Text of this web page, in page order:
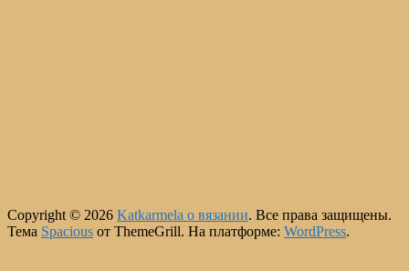
Copyright © 2026 Katkarmela о вязании. Все права защищены.
Тема Spacious от ThemeGrill. На платформе: WordPress.